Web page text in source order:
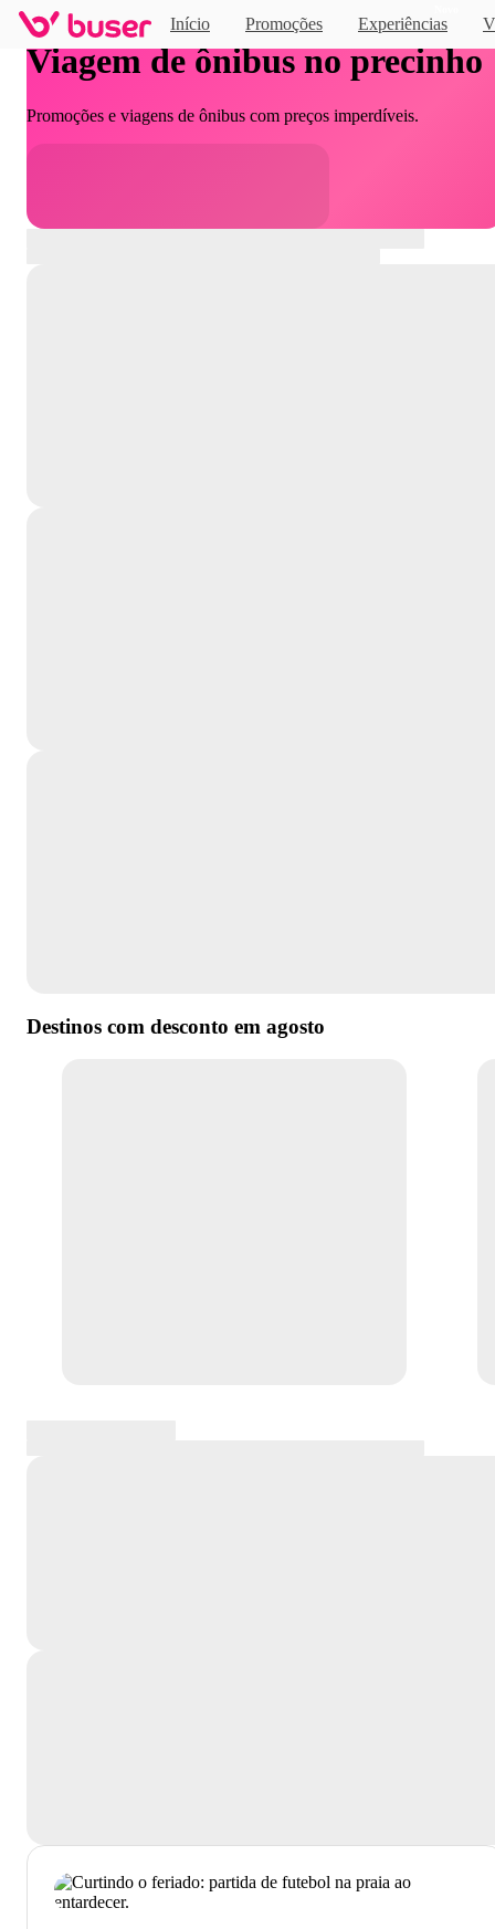
Início Promoções Experiências
Viagem de ônibus no precinho
Promoções e viagens de ônibus com preços imperdíveis.
Destinos com desconto em agosto